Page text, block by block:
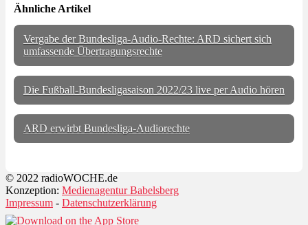
Ähnliche Artikel
Vergabe der Bundesliga-Audio-Rechte: ARD sichert sich
umfassende Übertragungsrechte
Die Fußball-Bundesligasaison 2022/23 live per Audio hören
ARD erwirbt Bundesliga-Audiorechte
© 2022 radioWOCHE.de
Konzeption: Medienagentur Babelsberg
Impressum - Datenschutzerklärung